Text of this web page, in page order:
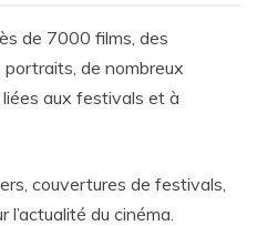
de 7000 films, des
de nombreux
aux festivals et à
couvertures de festivals,
du cinéma